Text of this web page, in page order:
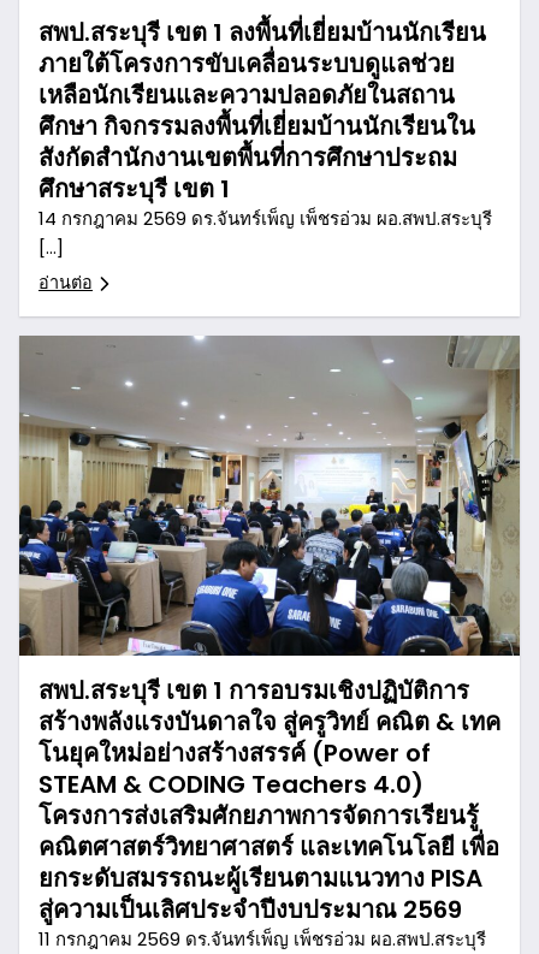
สพป.สระบุรี เขต 1 ลงพื้นที่เยี่ยมบ้านนักเรียน
ภายใต้โครงการขับเคลื่อนระบบดูแลช่วย
เหลือนักเรียนและความปลอดภัยในสถาน
ศึกษา กิจกรรมลงพื้นที่เยี่ยมบ้านนักเรียนใน
สังกัดสำนักงานเขตพื้นที่การศึกษาประถม
ศึกษาสระบุรี เขต 1
14 กรกฎาคม 2569 ดร.จันทร์เพ็ญ เพ็ชรอ่วม ผอ.สพป.สระบุรี
[…]
อ่านต่อ
สพป.สระบุรี เขต 1 การอบรมเชิงปฏิบัติการ
สร้างพลังแรงบันดาลใจ สู่ครูวิทย์ คณิต & เทค
โนยุคใหม่อย่างสร้างสรรค์ (Power of
STEAM & CODING Teachers 4.0)
โครงการส่งเสริมศักยภาพการจัดการเรียนรู้
คณิตศาสตร์วิทยาศาสตร์ และเทคโนโลยี เพื่อ
ยกระดับสมรรถนะผู้เรียนตามแนวทาง PISA
สู่ความเป็นเลิศประจำปีงบประมาณ 2569
11 กรกฎาคม 2569 ดร.จันทร์เพ็ญ เพ็ชรอ่วม ผอ.สพป.สระบุรี